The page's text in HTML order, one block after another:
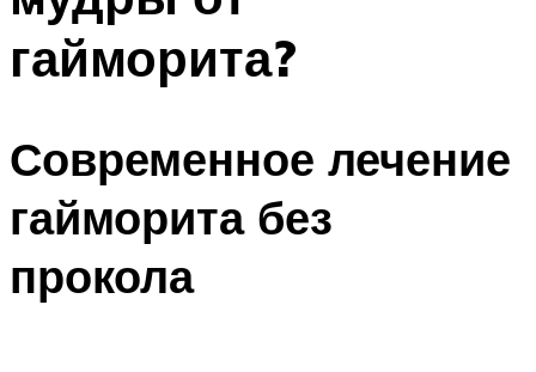
гайморита?
Современное лечение
гайморита без
прокола